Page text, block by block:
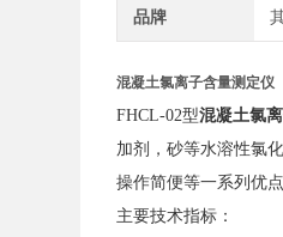
品牌
混凝土氯离子含量测定仪
FHCL-02型混凝土氯
加剂，砂等水溶性氯
操作简便等一系列优
主要技术指标：